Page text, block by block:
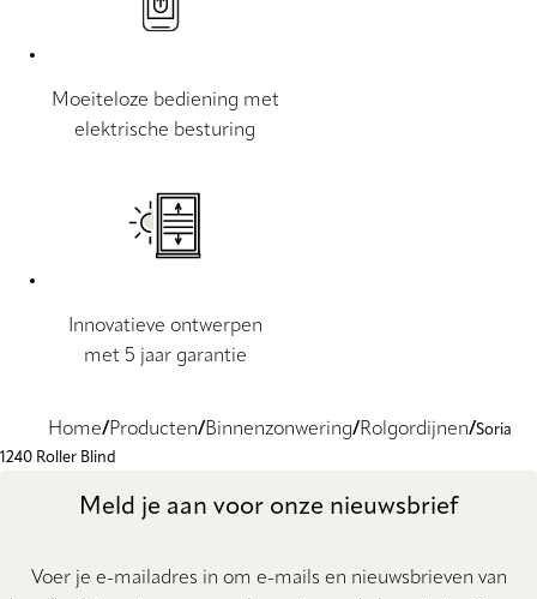
Moeiteloze bediening met
elektrische besturing
Innovatieve ontwerpen
met 5 jaar garantie
Home Producten Binnenzonwering Rolgordijnen Soria
1240 Roller Blind
Meld je aan voor onze nieuwsbrief
Voer je e-mailadres in om e-mails en nieuwsbrieven van